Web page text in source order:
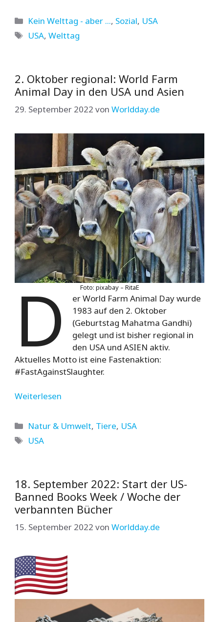
Kategorien
Kein Welttag - aber ..., Sozial, USA
Schlagwörter
USA,Welttag
2. Oktober regional: World Farm
Animal Day in den USA und Asien
29. September 2022 von Worldday.de
Foto: pixabay – RitaE
D
er World Farm Animal Day wurde
1983 auf den 2. Oktober
(Geburtstag Mahatma Gandhi)
gelegt und ist bisher regional in
den USA und ASIEN aktiv.
Aktuelles Motto ist eine Fastenaktion:
#FastAgainstSlaughter.
Weiterlesen
Kategorien
Natur & Umwelt, Tiere, USA
Schlagwörter
USA
18. September 2022: Start der US-
Banned Books Week / Woche der
verbannten Bücher
15. September 2022 von Worldday.de